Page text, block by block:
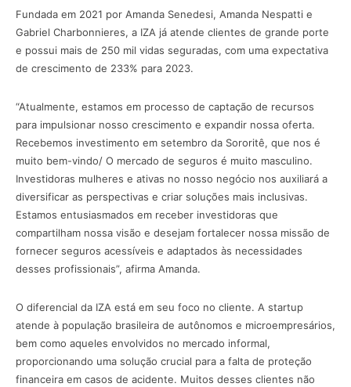
Fundada em 2021 por Amanda Senedesi, Amanda Nespatti e
Gabriel Charbonnieres, a IZA já atende clientes de grande porte
e possui mais de 250 mil vidas seguradas, com uma expectativa
de crescimento de 233% para 2023.
“Atualmente, estamos em processo de captação de recursos
para impulsionar nosso crescimento e expandir nossa oferta.
Recebemos investimento em setembro da Sororitê, que nos é
muito bem-vindo/ O mercado de seguros é muito masculino.
Investidoras mulheres e ativas no nosso negócio nos auxiliará a
diversificar as perspectivas e criar soluções mais inclusivas.
Estamos entusiasmados em receber investidoras que
compartilham nossa visão e desejam fortalecer nossa missão de
fornecer seguros acessíveis e adaptados às necessidades
desses profissionais”, afirma Amanda.
O diferencial da IZA está em seu foco no cliente. A startup
atende à população brasileira de autônomos e microempresários,
bem como aqueles envolvidos no mercado informal,
proporcionando uma solução crucial para a falta de proteção
financeira em casos de acidente. Muitos desses clientes não